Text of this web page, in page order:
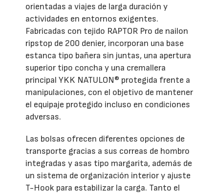
orientadas a viajes de larga duración y
actividades en entornos exigentes.
Fabricadas con tejido RAPTOR Pro de nailon
ripstop de 200 denier, incorporan una base
estanca tipo bañera sin juntas, una apertura
superior tipo concha y una cremallera
principal YKK NATULON® protegida frente a
manipulaciones, con el objetivo de mantener
el equipaje protegido incluso en condiciones
adversas.
Las bolsas ofrecen diferentes opciones de
transporte gracias a sus correas de hombro
integradas y asas tipo margarita, además de
un sistema de organización interior y ajuste
T-Hook para estabilizar la carga. Tanto el